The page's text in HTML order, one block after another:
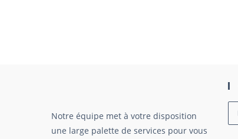
Notre équipe met à votre disposition
une large palette de services pour vous